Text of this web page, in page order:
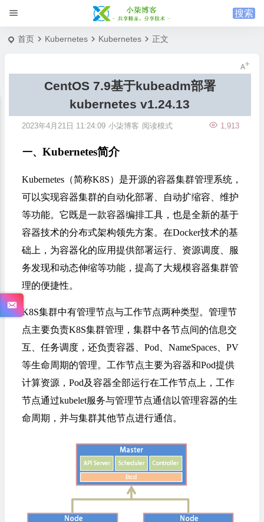
首页 Kubernetes Kubernetes 正文
CentOS 7.9基于kubeadm部署
kubernetes v1.24.13
2023年4月21日 11:24:09 小柒博客 1,913
阅读模式
一、 Kubernetes简介
Kubernetes（简称K8S）是开源的容器集群管理系统，
可以实现容器集群的自动化部署、自动扩缩容、维护
等功能。它既是一款容器编排工具，也是全新的基于
容器技术的分布式架构领先方案。在Docker技术的基
础上，为容器化的应用提供部署运行、资源调度、服
务发现和动态伸缩等功能，提高了大规模容器集群管
理的便捷性。
K8S集群中有管理节点与工作节点两种类型。管理节
点主要负责K8S集群管理，集群中各节点间的信息交
互、任务调度，还负责容器、Pod、NameSpaces、PV
等生命周期的管理。工作节点主要为容器和Pod提供
计算资源，Pod及容器全部运行在工作节点上，工作
节点通过kubelet服务与管理节点通信以管理容器的生
命周期，并与集群其他节点进行通信。